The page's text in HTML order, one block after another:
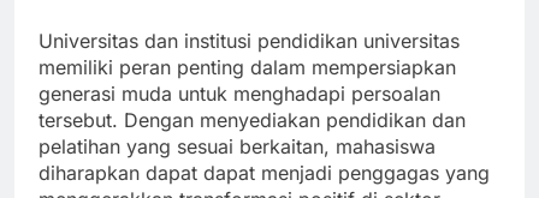
Universitas dan institusi pendidikan universitas
memiliki peran penting dalam mempersiapkan
generasi muda untuk menghadapi persoalan
tersebut. Dengan menyediakan pendidikan dan
pelatihan yang sesuai berkaitan, mahasiswa
diharapkan dapat dapat menjadi penggagas yang